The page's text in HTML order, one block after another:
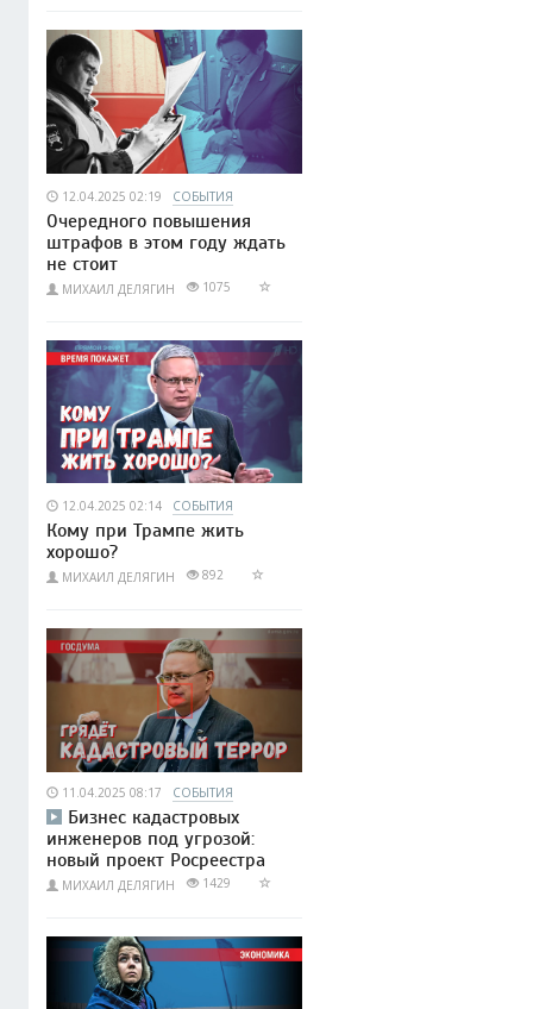
12.04.2025 02:19 СОБЫТИЯ
Очередного повышения
штрафов в этом году ждать
не стоит
МИХАИЛ ДЕЛЯГИН 1075
12.04.2025 02:14 СОБЫТИЯ
Кому при Трампе жить
хорошо?
МИХАИЛ ДЕЛЯГИН 892
11.04.2025 08:17 СОБЫТИЯ
Бизнес кадастровых
инженеров под угрозой:
новый проект Росреестра
МИХАИЛ ДЕЛЯГИН 1429